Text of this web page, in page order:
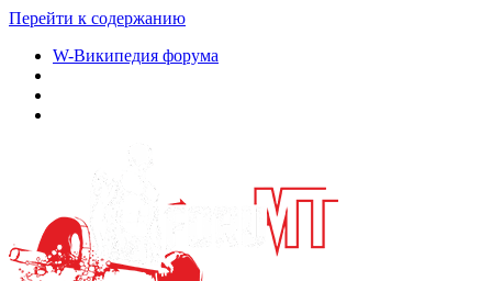
Перейти к содержанию
W-Википедия форума